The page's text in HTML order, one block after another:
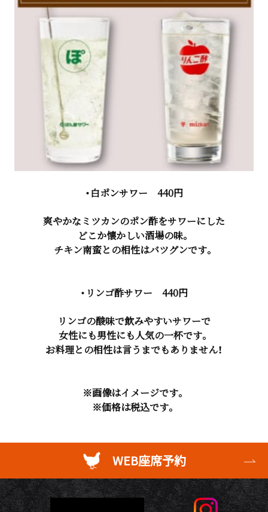
・白ポンサワー 440円
爽やかなミツカンのポン酢をサワーにした
どこか懐かしい酒場の味。
チキン南蛮との相性はバツグンです。
・リンゴ酢サワー 440円
リンゴの酸味で飲みやすいサワーで
女性にも男性にも人気の一杯です。
お料理との相性は言うまでもありません！
※画像はイメージです。
※価格は税込です。
WEB座席予約